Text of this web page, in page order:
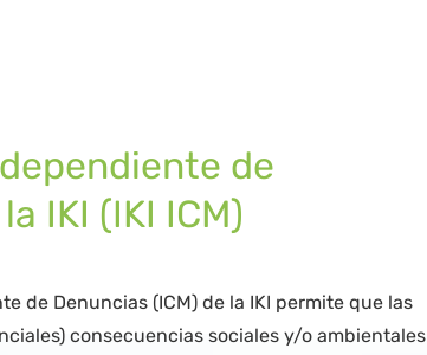
de
IKI (IKI ICM)
de Denuncias (ICM) de la IKI permite que las
consecuencias sociales y/o ambientales